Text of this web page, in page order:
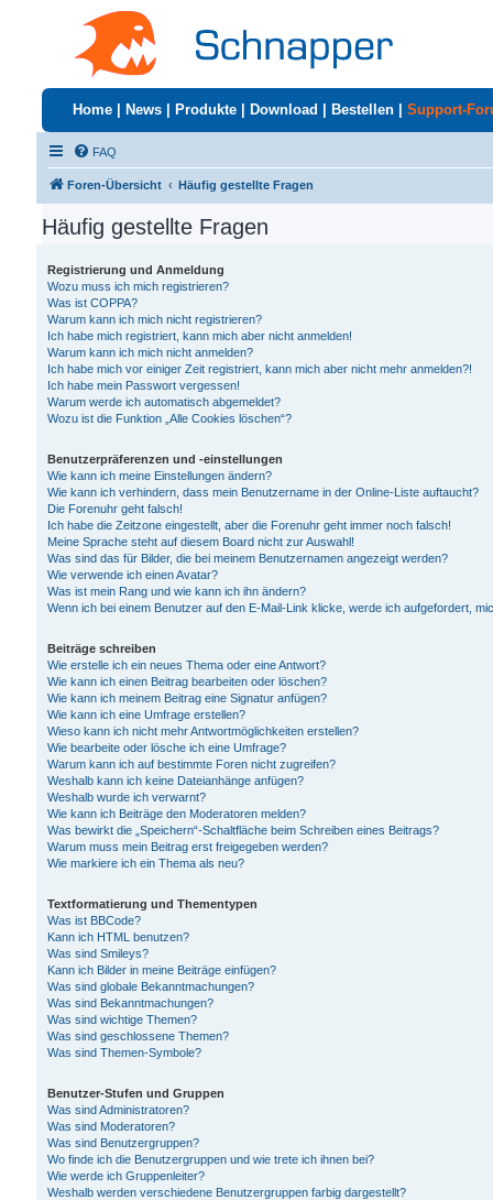
Home News Produkte Download Bestellen Support-
FAQ
Foren-Übersicht Häufig gestellte Fragen
Häufig gestellte Fragen
Registrierung und Anmeldung
Wozu muss ich mich registrieren?
Was ist COPPA?
Warum kann ich mich nicht registrieren?
Ich habe mich registriert, kann mich aber nicht anmelden!
Warum kann ich mich nicht anmelden?
Ich habe mich vor einiger Zeit registriert, kann mich aber nicht mehr anmelden?!
Ich habe mein Passwort vergessen!
Warum werde ich automatisch abgemeldet?
Wozu ist die Funktion „Alle Cookies löschen“?
Benutzerpräferenzen und -einstellungen
Wie kann ich meine Einstellungen ändern?
Wie kann ich verhindern, dass mein Benutzername in der Online-Liste auftaucht?
Die Forenuhr geht falsch!
Ich habe die Zeitzone eingestellt, aber die Forenuhr geht immer noch falsch!
Meine Sprache steht auf diesem Board nicht zur Auswahl!
Was sind das für Bilder, die bei meinem Benutzernamen angezeigt werden?
Wie verwende ich einen Avatar?
Was ist mein Rang und wie kann ich ihn ändern?
Wenn ich bei einem Benutzer auf den E-Mail-Link klicke, werde ich aufgefordert,
Beiträge schreiben
Wie erstelle ich ein neues Thema oder eine Antwort?
Wie kann ich einen Beitrag bearbeiten oder löschen?
Wie kann ich meinem Beitrag eine Signatur anfügen?
Wie kann ich eine Umfrage erstellen?
Wieso kann ich nicht mehr Antwortmöglichkeiten erstellen?
Wie bearbeite oder lösche ich eine Umfrage?
Warum kann ich auf bestimmte Foren nicht zugreifen?
Weshalb kann ich keine Dateianhänge anfügen?
Weshalb wurde ich verwarnt?
Wie kann ich Beiträge den Moderatoren melden?
Was bewirkt die „Speichern“-Schaltfläche beim Schreiben eines Beitrags?
Warum muss mein Beitrag erst freigegeben werden?
Wie markiere ich ein Thema als neu?
Textformatierung und Thementypen
Was ist BBCode?
Kann ich HTML benutzen?
Was sind Smileys?
Kann ich Bilder in meine Beiträge einfügen?
Was sind globale Bekanntmachungen?
Was sind Bekanntmachungen?
Was sind wichtige Themen?
Was sind geschlossene Themen?
Was sind Themen-Symbole?
Benutzer-Stufen und Gruppen
Was sind Administratoren?
Was sind Moderatoren?
Was sind Benutzergruppen?
Wo finde ich die Benutzergruppen und wie trete ich ihnen bei?
Wie werde ich Gruppenleiter?
Weshalb werden verschiedene Benutzergruppen farbig dargestellt?